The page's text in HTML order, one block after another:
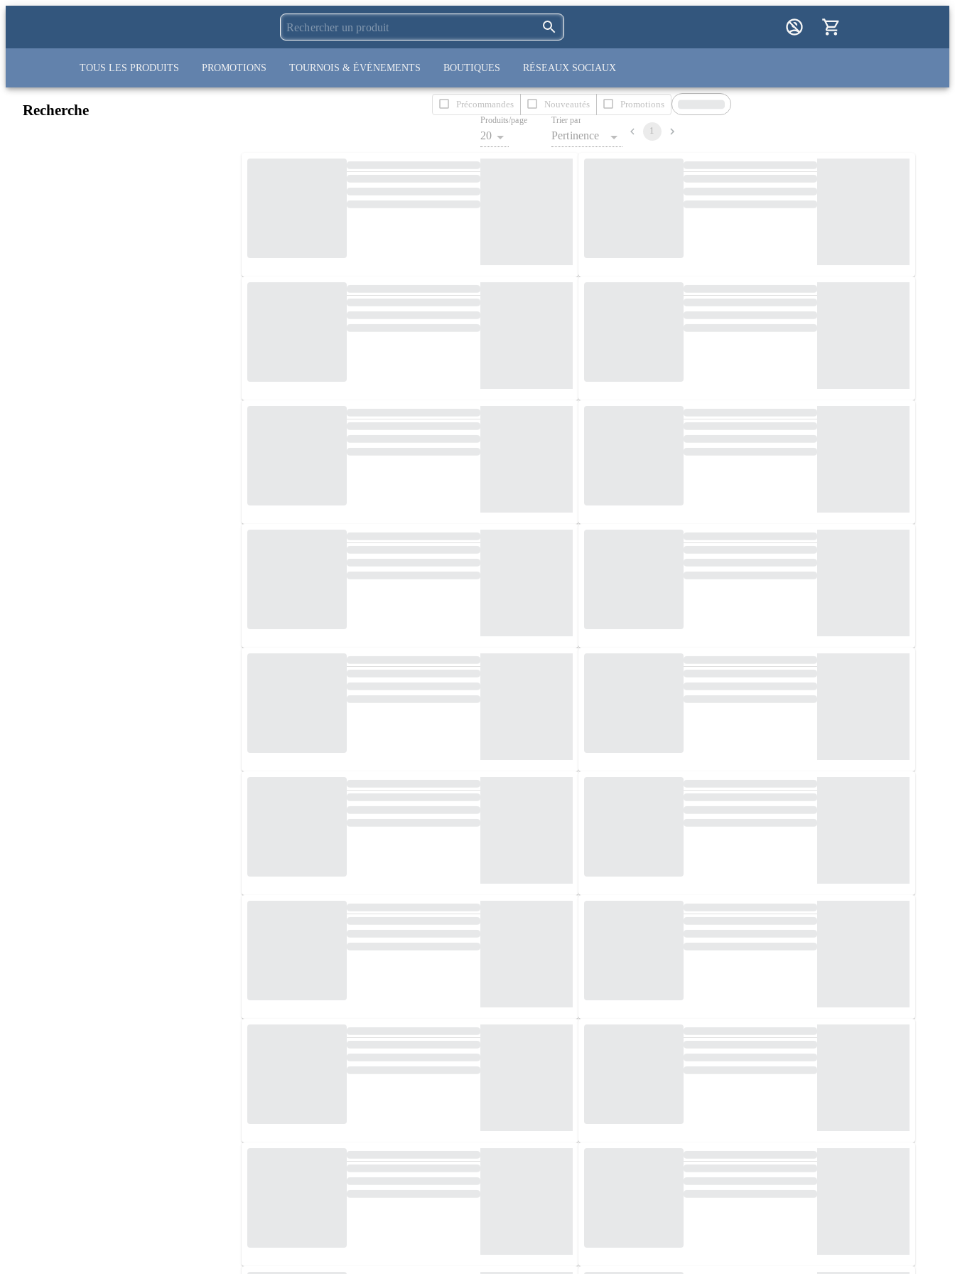
TOUS LES PRODUITS PROMOTIONS TOURNOIS & ÉVÈNEMENTS BOUTIQUES RÉSEAUX SOCIAUX
Recherche Précommandes Nouveautés Promotions
Produits/page
20
Trier par
Pertinence 1